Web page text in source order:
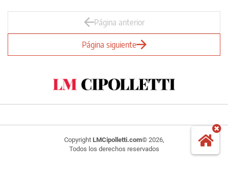
Página anterior
Página siguiente
Copyright LMCipolletti.com© 2026,
Todos los derechos reservados